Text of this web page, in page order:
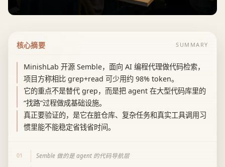
核心摘要 SUMMARY
MinishLab 开源 Semble，面向 AI 编程代理做代码检索，
项目方称相比 grep+read 可少用约 98% token。
它的重点不是替代 grep，而是把 agent 在大型代码库里的
“找路”过程做成基础设施。
真正要验证的，是它在脏仓库、复杂任务和真实工具调用习
惯里能不能稳定省钱省时间。
01 Semble 做的是 agent 的代码导航层